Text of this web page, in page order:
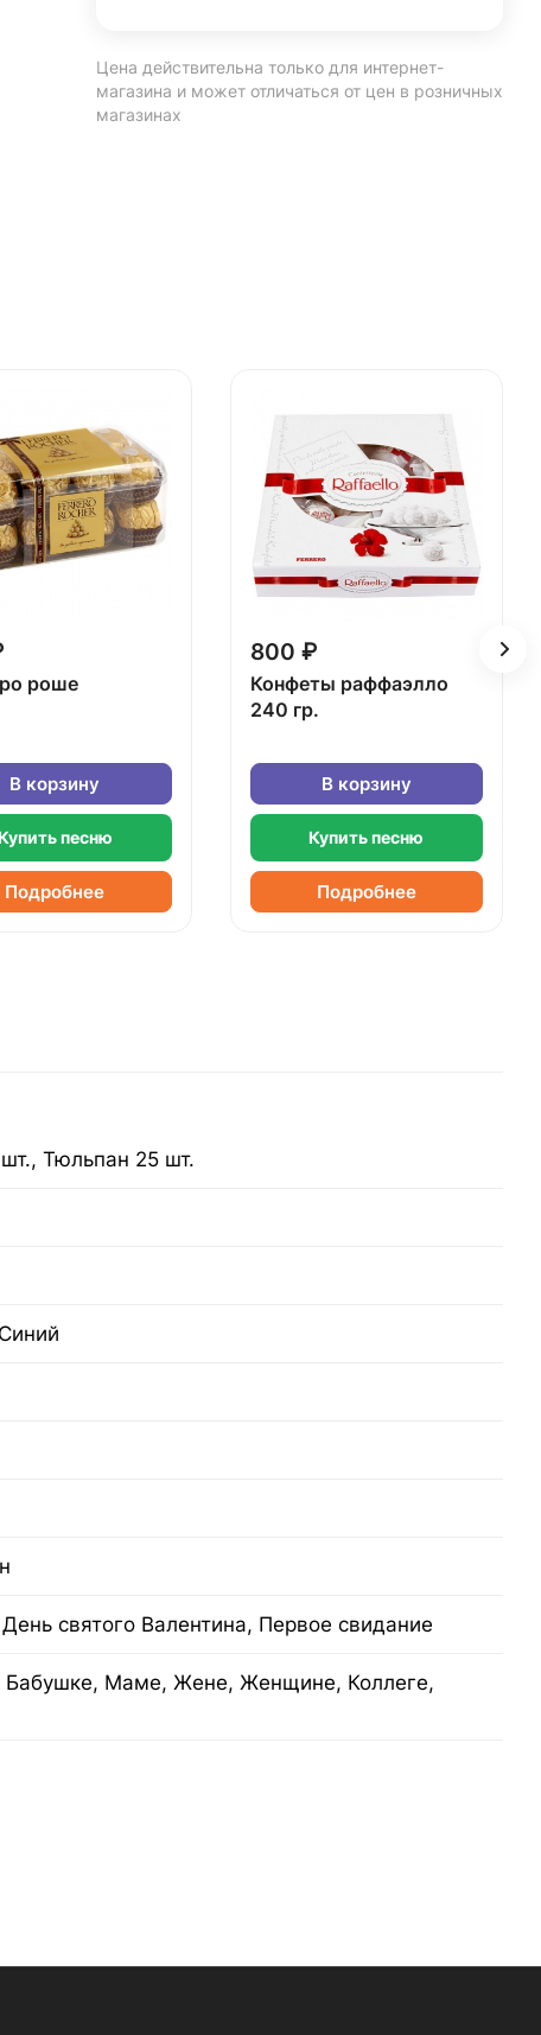
Цена действительна только для интернет-
магазина и может отличаться от цен в розничных
магазинах
роше
В корзину
песню
Подробнее
800 ₽
Конфеты раффаэлло
240 гр.
В корзину
Купить песню
Подробнее
Тюльпан 25 шт.
святого Валентина, Первое свидание
Маме, Жене, Женщине, Коллеге,